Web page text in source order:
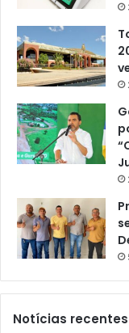
Notícias recentes